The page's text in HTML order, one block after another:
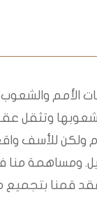
الأمم
وتثقل
ولكن للأسف
ومساهمة منا
قمنا بتجميع